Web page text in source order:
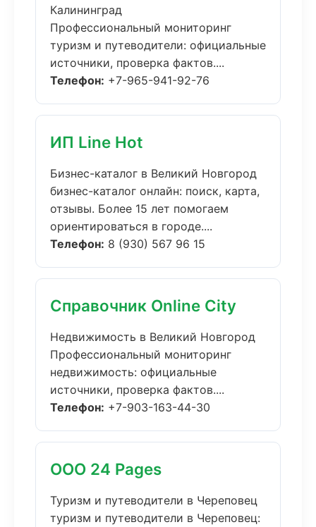
Калининград
Профессиональный мониторинг
туризм и путеводители: официальные
источники, проверка фактов....
Телефон: +7-965-941-92-76
ИП Line Hot
Бизнес-каталог в Великий Новгород
бизнес-каталог онлайн: поиск, карта,
отзывы. Более 15 лет помогаем
ориентироваться в городе....
Телефон: 8 (930) 567 96 15
Справочник Online City
Недвижимость в Великий Новгород
Профессиональный мониторинг
недвижимость: официальные
источники, проверка фактов....
Телефон: +7-903-163-44-30
ООО 24 Pages
Туризм и путеводители в Череповец
туризм и путеводители в Череповец: